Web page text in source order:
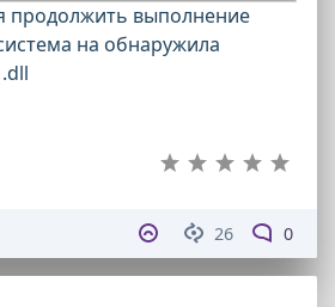
продолжить выполнение
на обнаружила
26 0